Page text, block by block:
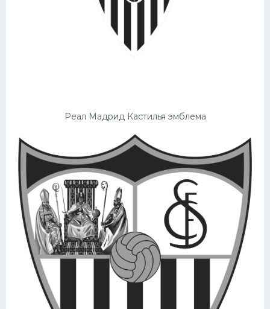
Реал Мадрид Кастилья эмблема